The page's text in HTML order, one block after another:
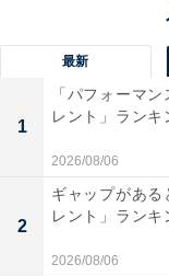
最新
1
「パフォーマ
レント」ランキ
2026/08/06
2
ギャップがある
レント」ランキ
2026/08/06